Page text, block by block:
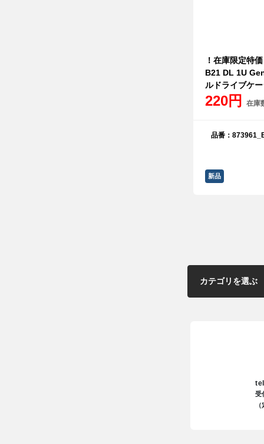
！在庫限定特
B21 DL 1U
ルドライブケ
220円 在庫
品番：
新品
受